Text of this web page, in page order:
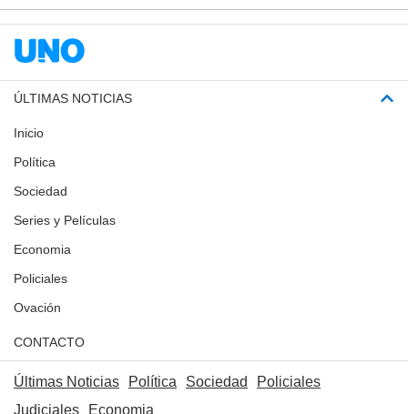
ÚLTIMAS NOTICIAS
Inicio
Política
Sociedad
Series y Películas
Economia
Policiales
Ovación
CONTACTO
Últimas Noticias Política Sociedad
Policiales
Judiciales
Economia